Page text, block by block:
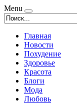
Menu
Главная
Новости
Похудение
Здоровье
Красота
Блоги
Мода
Любовь